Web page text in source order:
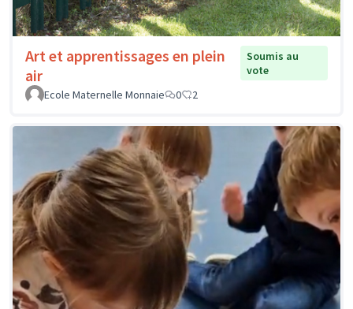
Art et apprentissages en plein
air
Soumis au
vote
Ecole Maternelle Monnaie
0 2